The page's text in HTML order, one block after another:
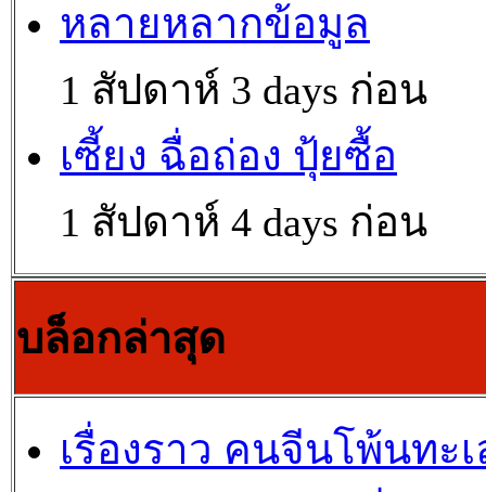
หลายหลากข้อมูล
1 สัปดาห์ 3 days ก่อน
เซี้ยง ฉื่อถ่อง ปุ้ยซื้อ
1 สัปดาห์ 4 days ก่อน
บล็อกล่าสุด
เรื่องราว คนจีนโพ้นทะ